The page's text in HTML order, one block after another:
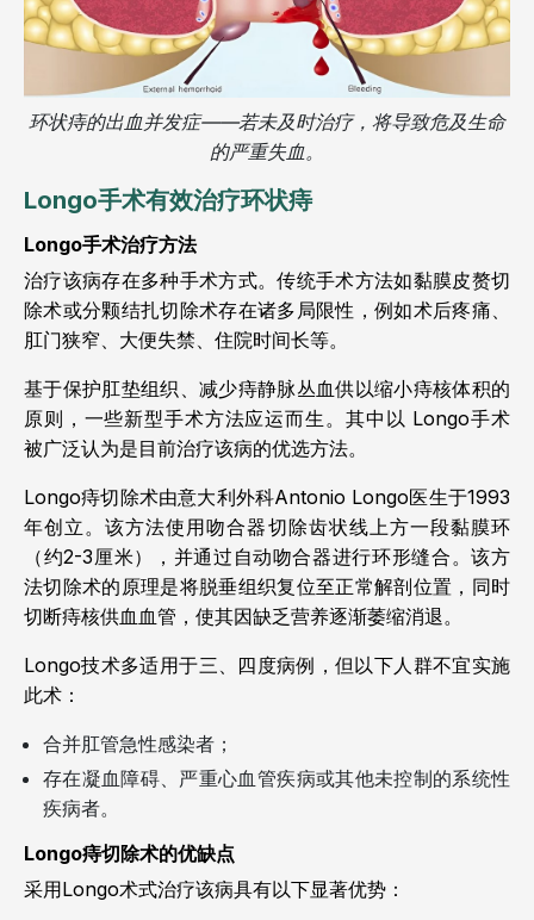
环状痔的出血并发症——若未及时治疗，将导致危及生命
的严重失血。
Longo手术有效治疗环状痔
Longo手术治疗方法
治疗该病存在多种手术方式。传统手术方法如黏膜皮赘切
除术或分颗结扎切除术存在诸多局限性，例如术后疼痛、
肛门狭窄、大便失禁、住院时间长等。
基于保护肛垫组织、减少痔静脉丛血供以缩小痔核体积的
原则，一些新型手术方法应运而生。其中以 Longo手术
被广泛认为是目前治疗该病的优选方法。
Longo痔切除术由意大利外科Antonio Longo医生于1993
年创立。该方法使用吻合器切除齿状线上方一段黏膜环
（约2-3厘米），并通过自动吻合器进行环形缝合。该方
法切除术的原理是将脱垂组织复位至正常解剖位置，同时
切断痔核供血血管，使其因缺乏营养逐渐萎缩消退。
Longo技术多适用于三、四度病例，但以下人群不宜实施
此术：
合并肛管急性感染者；
存在凝血障碍、严重心血管疾病或其他未控制的系统性
疾病者。
Longo痔切除术的优缺点
采用Longo术式治疗该病具有以下显著优势：